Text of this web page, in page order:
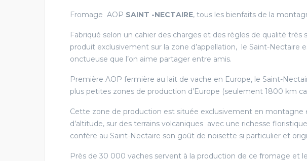
Fromage AOP SAINT -NECTAIRE, tous les bienfaits de la
Fabriqué selon un cahier des charges et des règles de qualité très
produit exclusivement sur la zone d’appellation, le Saint-Nectaire
onctueuse que l’on aime partager entre amis.
Première AOP fermière au lait de vache en Europe, le Saint-
plus petites zones de production d’Europe (seulement 1800 km
Cette zone de production est située exclusivement en
d’altitude, sur des terrains volcaniques avec une richesse
confère au Saint-Nectaire son goût de noisette si particulier et
Près de 30 000 vaches servent à la production de ce fromage et